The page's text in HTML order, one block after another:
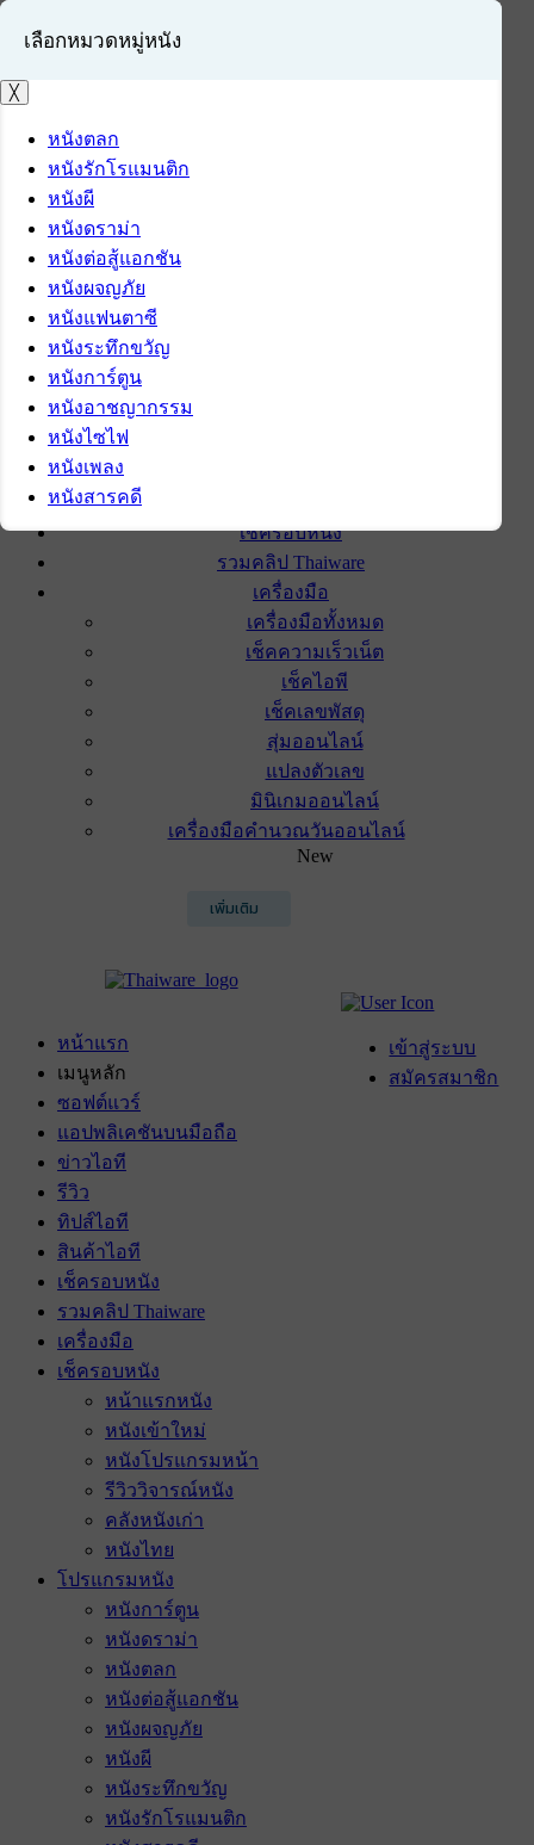
เข้าสู่ระบบ
สมัครสมาชิก
เช็ครอบหนัง
รวมคลิป Thaiware
เครื่องมือ
เครื่องมือทั้งหมด
เช็คความเร็วเน็ต
เช็คไอพี
เช็คเลขพัสดุ
สุ่มออนไลน์
แปลงตัวเลข
มินิเกมออนไลน์
เครื่องมือคำนวณวันออนไลน์
New
เพิ่มเติม
เข้าสู่ระบบ
สมัครสมาชิก
หน้าแรก
เมนูหลัก
ซอฟต์แวร์
แอปพลิเคชันบนมือถือ
ข่าวไอที
รีวิว
ทิปส์ไอที
สินค้าไอที
เช็ครอบหนัง
รวมคลิป Thaiware
เครื่องมือ
เช็ครอบหนัง
หน้าแรกหนัง
หนังเข้าใหม่
หนังโปรแกรมหน้า
รีวิววิจารณ์หนัง
คลังหนังเก่า
หนังไทย
โปรแกรมหนัง
หนังการ์ตูน
หนังดราม่า
หนังตลก
หนังต่อสู้แอกชัน
หนังผจญภัย
หนังผี
หนังระทึกขวัญ
หนังรักโรแมนติก
เลือกหมวดหมู่หนัง
╳
หนังตลก
หนังรักโรแมนติก
หนังผี
หนังดราม่า
หนังต่อสู้แอกชัน
หนังผจญภัย
หนังแฟนตาซี
หนังระทึกขวัญ
หนังการ์ตูน
หนังอาชญากรรม
หนังไซไฟ
หนังเพลง
หนังสารคดี